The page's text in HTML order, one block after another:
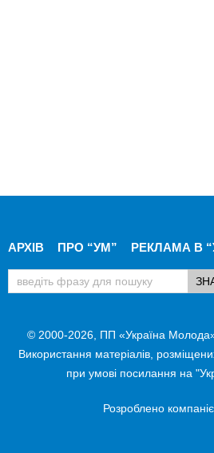
АРХІВ ПРО “УМ” РЕКЛАМА В
© 2000-2026, ПП «Україна
Використання матеріалів,
при умові посилання на
Розроблено